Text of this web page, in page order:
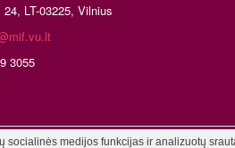
LT-03225, Vilnius
3055
medijos funkcijas ir analizuotų